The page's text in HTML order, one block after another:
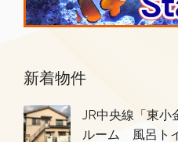
新着物件
JR中央線「東
ルーム 風呂ト